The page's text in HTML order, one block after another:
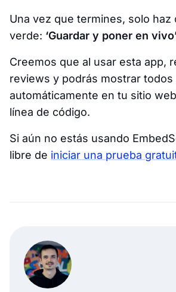
Una vez que termines, solo haz
verde: ‘Guardar y poner en
Creemos que al usar esta app,
reviews y podrás mostrar
automáticamente en tu sitio
línea de código.
Si aún no estás usando
libre de iniciar una prueba